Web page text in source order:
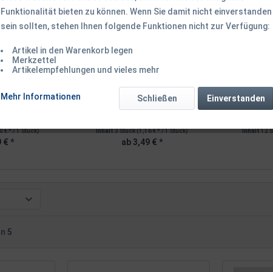
Head 3/0
25g...
€ * / 1 Stück)
€ *
BKK Hyperlatch Round Head 2/0
Inhalt3 Stück(1,16 € * / 1 Stück)
ab 3,49 € *
TIPP!
BKK
Inhalt12
5
Funktionalität bieten zu können. Wenn Sie damit nicht einverstanden
sein sollten, stehen Ihnen folgende Funktionen nicht zur Verfügung:
Artikel in den Warenkorb legen
Merkzettel
Artikelempfehlungen und vieles mehr
Mehr Informationen Einverstanden
Schließen